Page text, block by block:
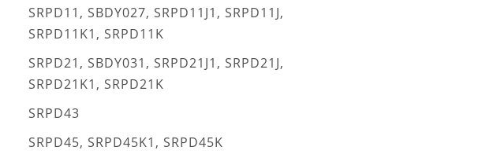
SRPD11, SBDY027, SRPD11J1, SRPD11J,
SRPD11K1, SRPD11K
SRPD21, SBDY031, SRPD21J1, SRPD21J,
SRPD21K1, SRPD21K
SRPD43
SRPD45, SRPD45K1, SRPD45K